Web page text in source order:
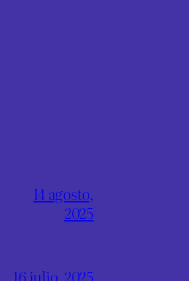
14 agosto,
2025
16 julio, 2025